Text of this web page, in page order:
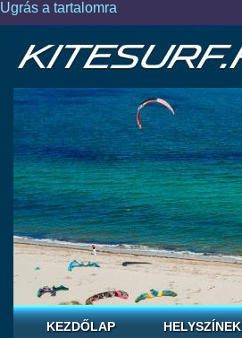
Ugrás a tartalomra
KEZDŐLAP HELYSZÍNEK